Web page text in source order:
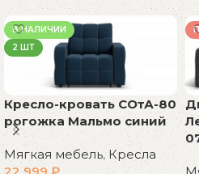
В НАЛИЧИИ
2 ШТ
Кресло-кровать СОтА-80
рогожка Мальмо синий
Мягкая мебель, Кресла